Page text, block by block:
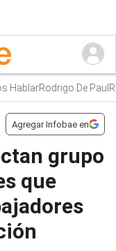
Rodrigo De Paul
Agregar Infobae en
grupo
que